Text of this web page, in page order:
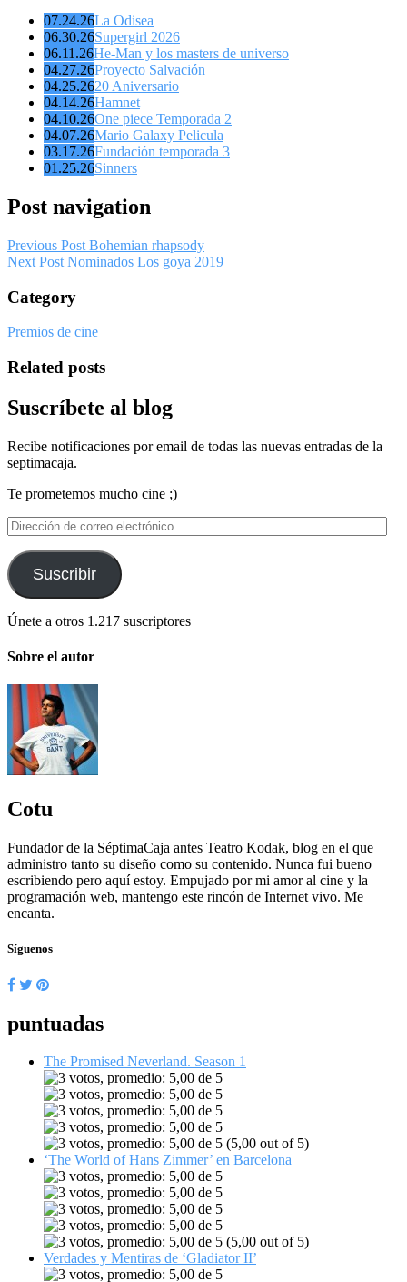
07.24.26La Odisea
06.30.26Supergirl 2026
06.11.26He-Man y los masters de universo
04.27.26Proyecto Salvación
04.25.2620 Aniversario
04.14.26Hamnet
04.10.26One piece Temporada 2
04.07.26Mario Galaxy Pelicula
03.17.26Fundación temporada 3
01.25.26Sinners
Post navigation
Previous Post Bohemian rhapsody
Next Post Nominados Los goya 2019
Category
Premios de cine
Related posts
Suscríbete al blog
Recibe notificaciones por email de todas las nuevas entradas de la
septimacaja.
Te prometemos mucho cine ;)
Dirección
de
correo
electrónico
Suscribir
Únete a otros 1.217 suscriptores
Sobre el autor
Cotu
Fundador de la SéptimaCaja antes Teatro Kodak, blog en el que
administro tanto su diseño como su contenido. Nunca fui bueno
escribiendo pero aquí estoy. Empujado por mi amor al cine y la
programación web, mantengo este rincón de Internet vivo. Me
encanta.
Síguenos
puntuadas
The Promised Neverland. Season 1
(5,00 out of 5)
‘The World of Hans Zimmer’ en Barcelona
(5,00 out of 5)
Verdades y Mentiras de ‘Gladiator II’